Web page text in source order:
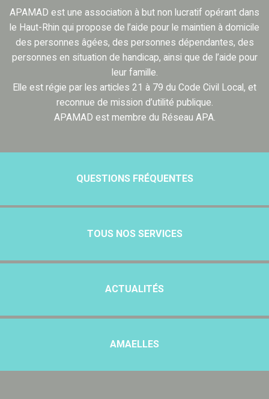
APAMAD est une association à but non lucratif opérant dans
le Haut-Rhin qui propose de l’aide pour le maintien à domicile
des personnes âgées, des personnes dépendantes, des
personnes en situation de handicap, ainsi que de l’aide pour
leur famille.
Elle est régie par les articles 21 à 79 du Code Civil Local, et
reconnue de mission d’utilité publique.
APAMAD est membre du Réseau APA.
QUESTIONS FRÉQUENTES
TOUS NOS SERVICES
ACTUALITÉS
AMAELLES